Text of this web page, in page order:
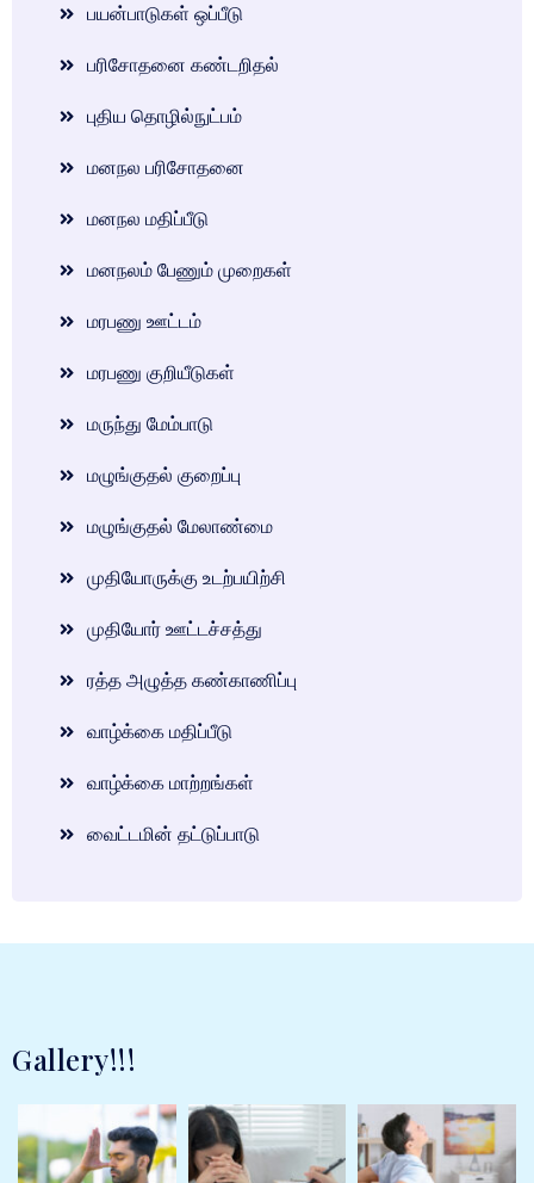
பயன்பாடுகள் ஒப்பீடு
பரிசோதனை கண்டறிதல்
புதிய தொழில்நுட்பம்
மனநல பரிசோதனை
மனநல மதிப்பீடு
மனநலம் பேணும் முறைகள்
மரபணு ஊட்டம்
மரபணு குறியீடுகள்
மருந்து மேம்பாடு
மழுங்குதல் குறைப்பு
மழுங்குதல் மேலாண்மை
முதியோருக்கு உடற்பயிற்சி
முதியோர் ஊட்டச்சத்து
ரத்த அழுத்த கண்காணிப்பு
வாழ்க்கை மதிப்பீடு
வாழ்க்கை மாற்றங்கள்
வைட்டமின் தட்டுப்பாடு
Gallery!!!